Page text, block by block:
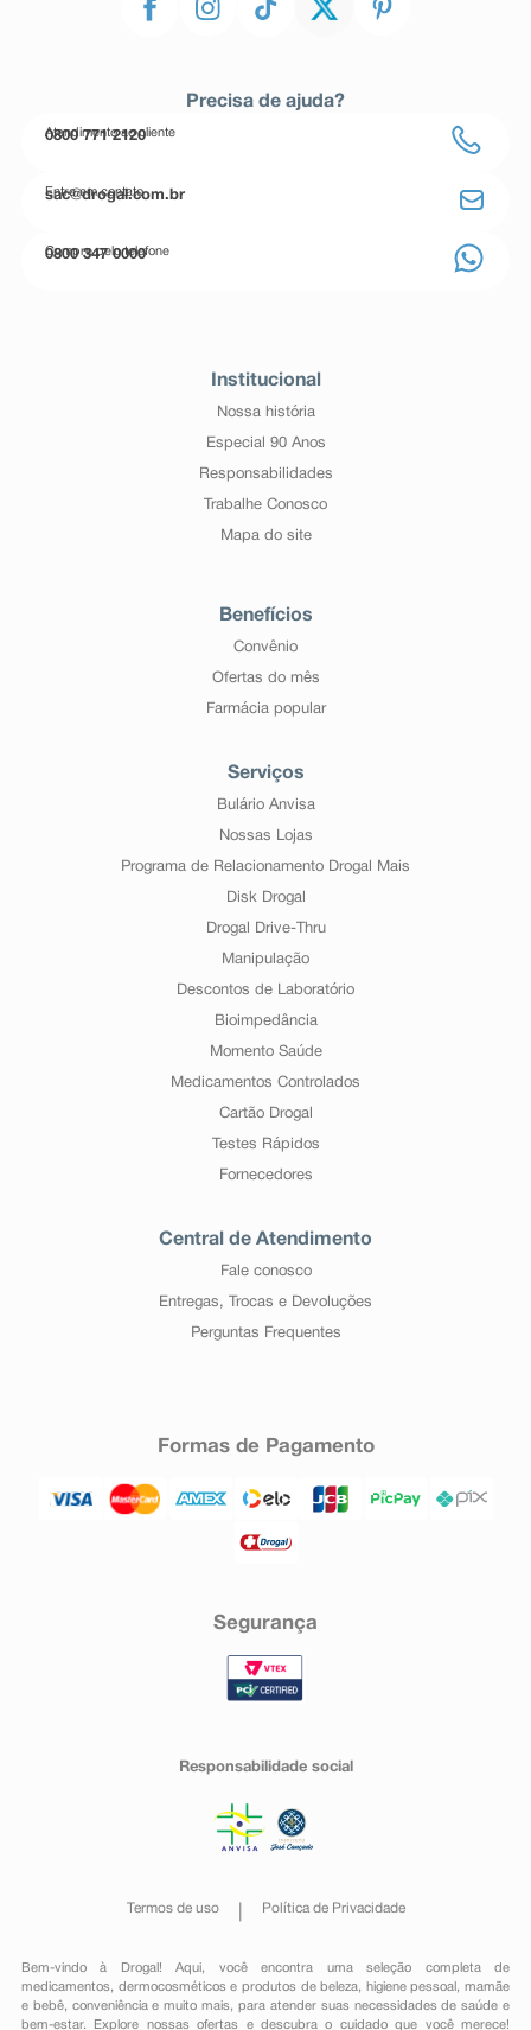
Precisa de ajuda?
Atendimento ao cliente
0800 771 2120
Entre em contato
sac@drogal.com.br
Compre pelo telefone
0800 347 0000
Institucional
Nossa história
Especial 90 Anos
Responsabilidades
Trabalhe Conosco
Mapa do site
Benefícios
Convênio
Ofertas do mês
Farmácia popular
Serviços
Bulário Anvisa
Nossas Lojas
Programa de Relacionamento Drogal Mais
Disk Drogal
Drogal Drive-Thru
Manipulação
Descontos de Laboratório
Bioimpedância
Momento Saúde
Medicamentos Controlados
Cartão Drogal
Testes Rápidos
Fornecedores
Central de Atendimento
Fale conosco
Entregas, Trocas e Devoluções
Perguntas Frequentes
Formas de Pagamento
Segurança
Responsabilidade social
Termos de uso Política de Privacidade
Bem-vindo à Drogal! Aqui, você encontra uma seleção completa de
medicamentos , dermocosméticos e produtos de beleza, higiene pessoal ,mamãe
e bebê, conveniênciae muito mais, para atender suas necessidades de saúde e
bem-estar. Explore nossas ofertas e descubra o cuidado que você merece!